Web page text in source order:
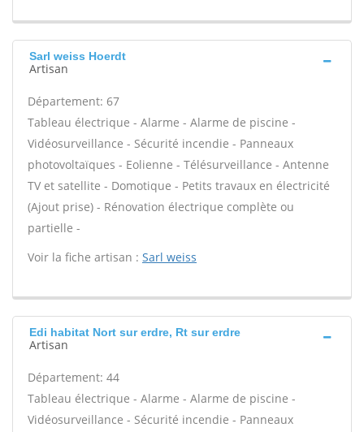
Sarl weiss Hoerdt
Artisan
Département: 67
Tableau électrique - Alarme - Alarme de piscine -
Vidéosurveillance - Sécurité incendie - Panneaux
photovoltaïques - Eolienne - Télésurveillance - Antenne
TV et satellite - Domotique - Petits travaux en électricité
(Ajout prise) - Rénovation électrique complète ou
partielle -
Voir la fiche artisan : Sarl weiss
Edi habitat Nort sur erdre, Rt sur erdre
Artisan
Département: 44
Tableau électrique - Alarme - Alarme de piscine -
Vidéosurveillance - Sécurité incendie - Panneaux